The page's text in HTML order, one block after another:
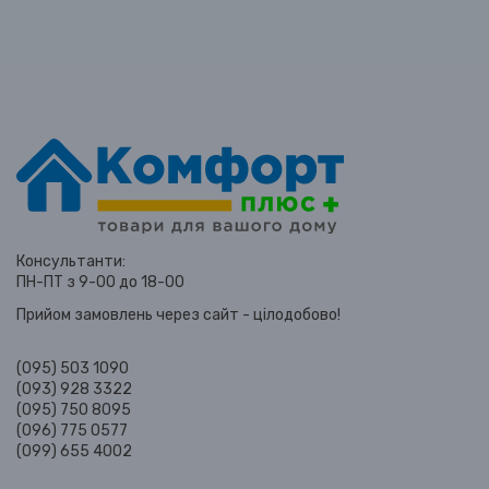
Консультанти:
ПН-ПТ з 9-00 до 18-00
Прийом замовлень через сайт - цілодобово!
(095) 503 1090
(093) 928 3322
(095) 750 8095
(096) 775 0577
(099) 655 4002